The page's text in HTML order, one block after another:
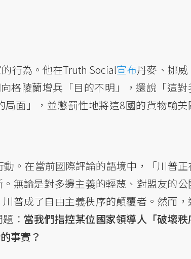
行為。他在Truth Social宣布丹麥、挪威
格陵蘭增兵「目的不明」，還說「這對
面」，並懲罰性地將這8國的貨物輸美
。在當前國際評論的語境中，「川普正
無論是對多邊主義的輕蔑、對盟友的公
普成了自由主義秩序的顛覆者。然而，
： 當我們指控某位國家領導人「破壞秩
事實？